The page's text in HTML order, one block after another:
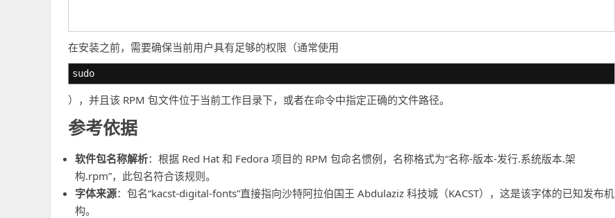
在安装之前，需要确保当前用户具有足够的权限（通常使用
sudo
），并且该 RPM 包文件位于当前工作目录下，或者在命令中指定正确的文件路径。
参考依据
软件包名称解析：根据 Red Hat 和 Fedora 项目的 RPM 包命名惯例，名称格式为“名称-版本-发行.系统版本.架
构.rpm”，此包名符合该规则。
字体来源：包名“kacst-digital-fonts”直接指向沙特阿拉伯国王 Abdulaziz 科技城（KACST），这是该字体的已知发布机
构。